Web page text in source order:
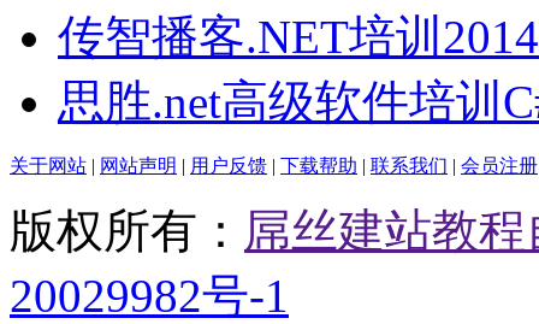
传智播客.NET培训
思胜.net高级软件培训
关于网站 | 网站声明 | 用户反馈 | 下载帮助 | 联系我们 | 会员注册
版权所有： 屌丝建站教
20029982号-1